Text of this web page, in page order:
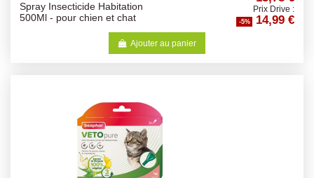
Spray Insecticide Habitation
500Ml - pour chien et chat
Prix Drive :
-5% 14,99 €
Ajouter au panier